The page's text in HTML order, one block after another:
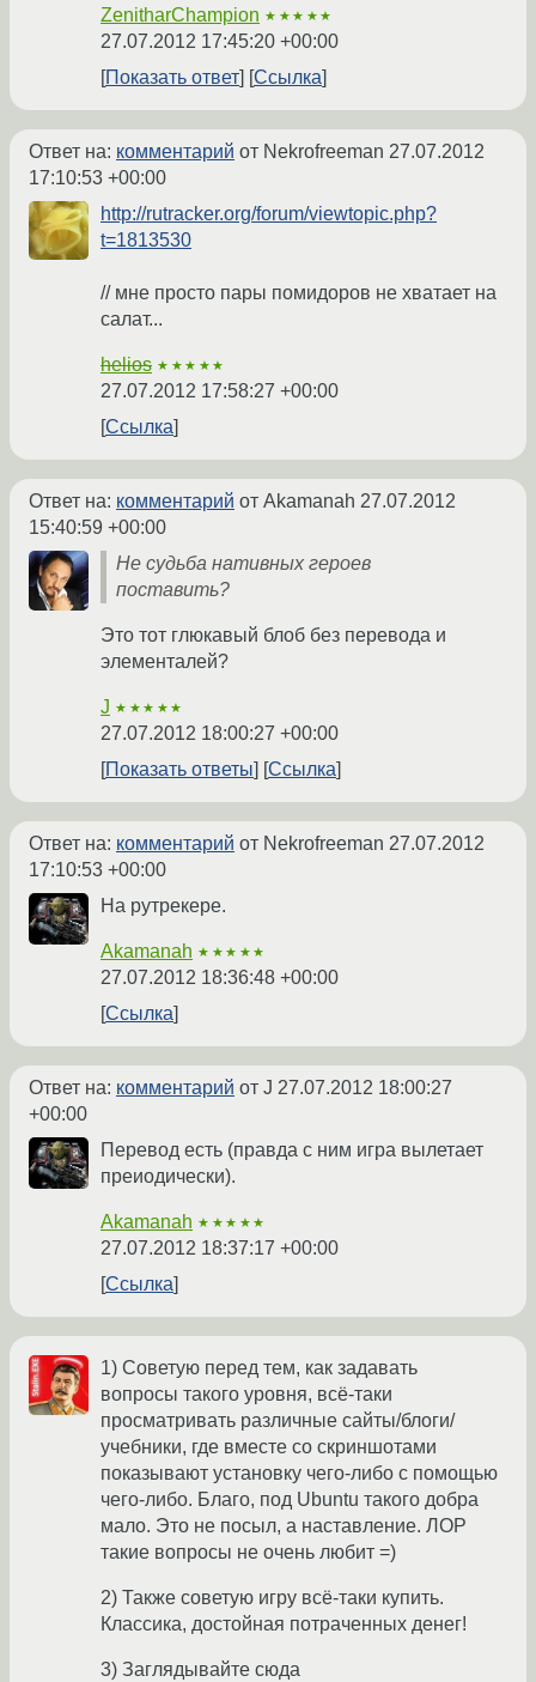
ZenitharChampion ★★★★★
27.07.2012 17:45:20 +00:00
Показать ответ
Ссылка
Ответ на: комментарий от Nekrofreeman 27.07.2012
17:10:53 +00:00
http://rutracker.org/forum/viewtopic.php?
t=1813530
// мне просто пары помидоров не хватает на
салат...
helios ★★★★★
27.07.2012 17:58:27 +00:00
Ссылка
Ответ на: комментарий от Akamanah 27.07.2012
15:40:59 +00:00
Не судьба нативных героев
поставить?
Это тот глюкавый блоб без перевода и
элементалей?
J ★★★★★
27.07.2012 18:00:27 +00:00
Показать ответы
Ссылка
Ответ на: комментарий от Nekrofreeman 27.07.2012
17:10:53 +00:00
На рутрекере.
Akamanah ★★★★★
27.07.2012 18:36:48 +00:00
Ссылка
Ответ на: комментарий от J 27.07.2012 18:00:27
+00:00
Перевод есть (правда с ним игра вылетает
преиодически).
Akamanah ★★★★★
27.07.2012 18:37:17 +00:00
Ссылка
1) Советую перед тем, как задавать
вопросы такого уровня, всё-таки
просматривать различные сайты/блоги/
учебники, где вместе со скриншотами
показывают установку чего-либо с помощью
чего-либо. Благо, под Ubuntu такого добра
мало. Это не посыл, а наставление. ЛОР
такие вопросы не очень любит =)
2) Также советую игру всё-таки купить.
Классика, достойная потраченных денег!
3) Заглядывайте сюда